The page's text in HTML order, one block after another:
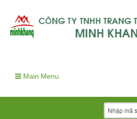
Main Menu